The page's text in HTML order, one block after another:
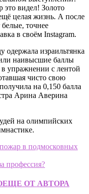
это видел! Золото
целая жизнь. А после
точнее
в своём Instagram.
одержала израильтянка
наивысшие баллы
упражнении с лентой
чисто свою
на 0,150 балла
Арина Аверина
на олимпийских
в подмосковных
профессия?
ЕЩЕ ОТ АВТОРА